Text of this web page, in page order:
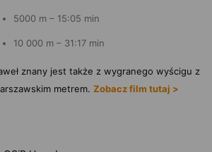
5000 m – 15:05 min
10 000 m – 31:17 min
znany jest także z wygranego wyścigu z
metrem. Zobacz film tutaj >